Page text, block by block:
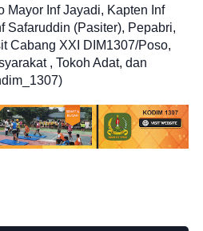
Mayor Inf Jayadi, Kapten Inf
Safaruddin (Pasiter), Pepabri,
Cabang XXI DIM1307/Poso,
, Tokoh Adat, dan